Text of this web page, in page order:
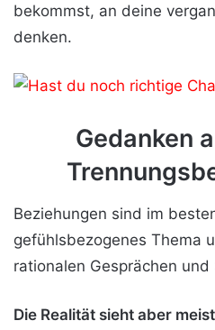
bekommst, an deine
denken.
Gedanken
Beziehungen sind im
gefühlsbezogenes Thema
rationalen Gesprächen und
Die Realität sieht aber